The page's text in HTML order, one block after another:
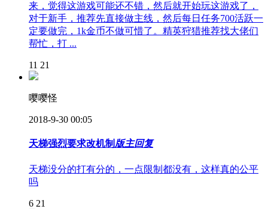
来，觉得这游戏可能还不错，然后就开始玩这游戏了，
对于新手，推荐先直接做主线，然后每日任务700活跃一
定要做完，1k金币不做可惜了。精英狩猎推荐找大佬们
帮忙，打 ...
11 21
嘤嘤怪
2018-9-30 00:05
天梯强烈要求改机制 版主回复
天梯没分的打有分的，一点限制都没有，这样真的公平
吗
6 21